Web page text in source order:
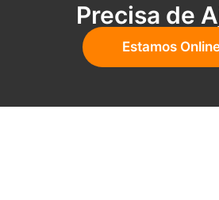
Precisa de
Estamos